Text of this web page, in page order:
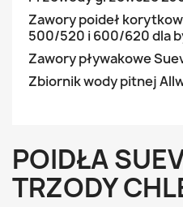
Zawory poideł
500/520 i 600/620 dla
Zawory pływakowe
Zbiornik wody pitnej
POIDŁA
TRZODY